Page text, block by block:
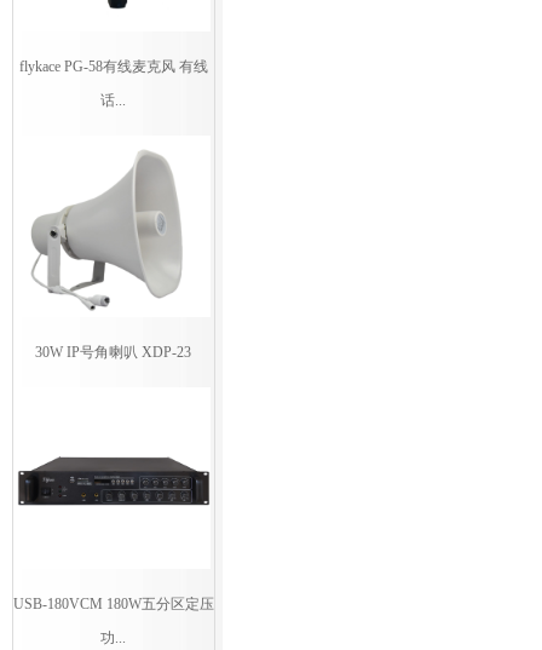
flykace PG-58有线麦克风 有线
话...
30W IP号角喇叭 XDP-23
USB-180VCM 180W五分区定压
功...